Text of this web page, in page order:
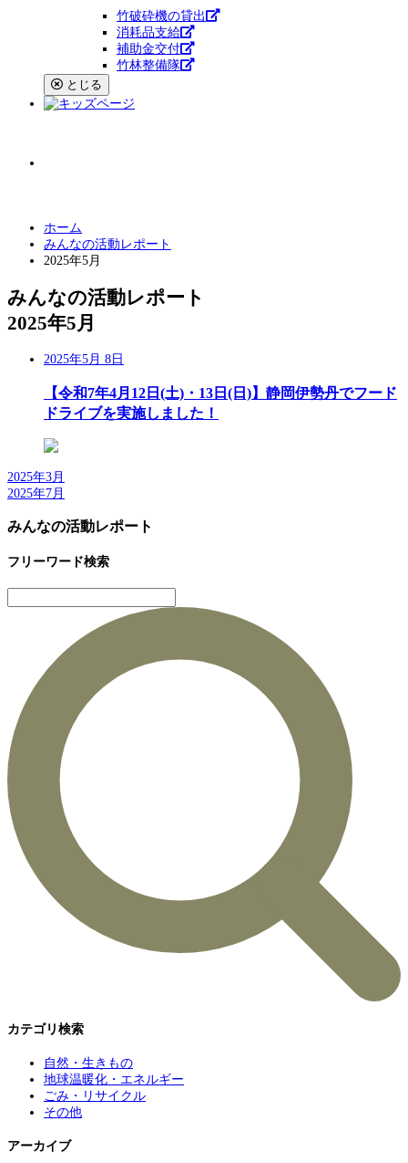
竹破砕機の貸出
消耗品支給
補助金交付
竹林整備隊
とじる
ホーム
みんなの活動レポート
2025年5月
みんなの活動レポート
2025年5月
2025年5月 8日
【令和7年4月12日(土)・13日(日)】静岡伊勢丹でフード
ドライブを実施しました！
2025年3月
2025年7月
みんなの活動レポート
フリーワード検索
カテゴリ検索
自然・生きもの
地球温暖化・エネルギー
ごみ・リサイクル
その他
アーカイブ